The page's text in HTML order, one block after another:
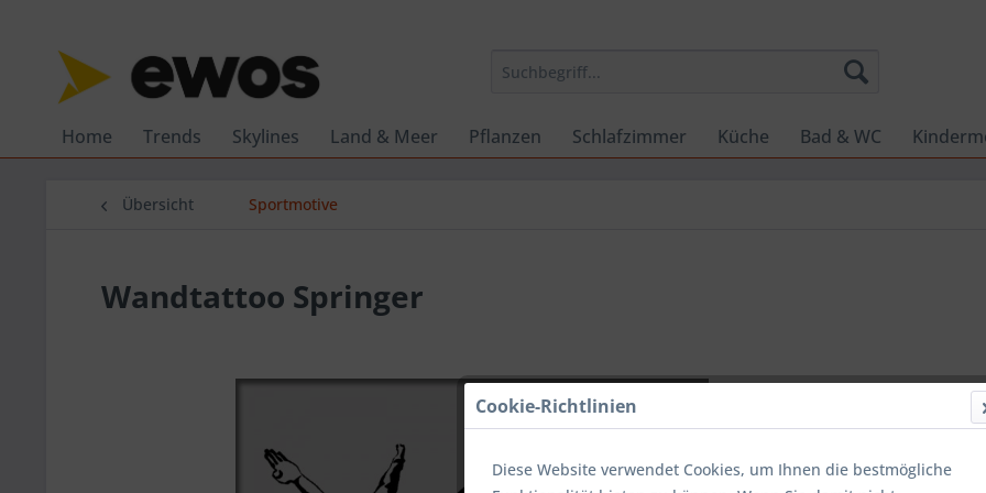
Home Trends Skylines Land & Meer Pflanzen Schlafzimmer Küche Bad & WC
Übersicht Sportmotive
Wandtattoo Springer
CHF
Sofort
Cookie-Richtlinien
Diese Website verwendet Cookies, um Ihnen die bestmögliche